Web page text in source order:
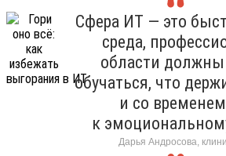
Сфера ИТ — это
среда,
области
обучаться, что
и со
к
Дарья Андросова,